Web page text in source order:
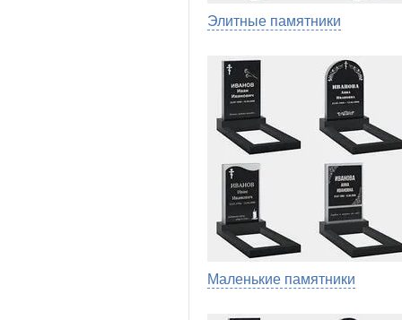
Элитные памятники
Маленькие памятники